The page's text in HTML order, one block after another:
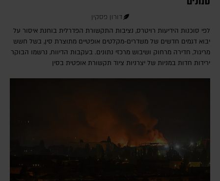
דורון פסקין
לפי סוכנות הידיעות רויטרס, נציבות התקשורת הפדרלית בוחנת איסור על
יבוא דגמים חדשים של משדרים-מקלטים אופטיים מתוצרת סין, בשל חשש
מריגול, חדירה מרחוק ושיבוש מרכזי נתונים. בעקבות הדיווח, נרשמו הבוקר
ירידות חדות במניות של יצרניות ציוד תקשורת אופטית בסין